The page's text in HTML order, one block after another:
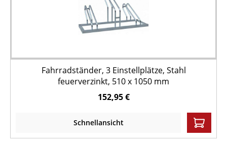
Fahrradständer, 3 Einstellplätze, Stahl
feuerverzinkt, 510 x 1050 mm
152,95 €
Schnellansicht